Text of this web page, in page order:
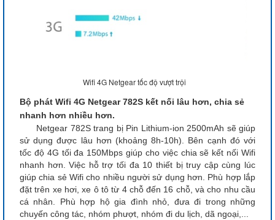
Wifi 4G Netgear tốc độ vượt trội
Bộ phát Wifi 4G Netgear 782S kết nối lâu hơn, chia sẻ
nhanh hơn nhiều hơn.
Netgear 782S trang bị Pin Lithium-ion 2500mAh sẽ giúp
sử dụng được lâu hơn (khoảng 8h-10h). Bên cạnh đó với
tốc độ 4G tối đa 150Mbps giúp cho việc chia sẽ kết nối Wifi
nhanh hơn. Việc hỗ trợ tối đa 10 thiết bị truy cập cùng lúc
giúp chia sẻ Wifi cho nhiều người sử dụng hơn. Phù hợp lắp
đặt trên xe hơi, xe ô tô từ 4 chỗ đến 16 chỗ, và cho nhu cầu
cá nhân. Phù hợp hộ gia đình nhỏ, đưa đi trong những
chuyến công tác, nhóm phượt, nhóm đi du lịch, dã ngoại,...